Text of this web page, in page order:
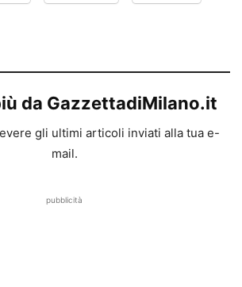
da GazzettadiMilano.it
gli ultimi articoli inviati alla tua e-
mail.
pubblicità